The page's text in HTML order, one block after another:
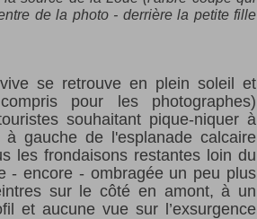
de la photo - derrière la petite fille
se retrouve en plein soleil et
pour les photographes)
souhaitant pique-niquer à
gauche de l'esplanade calcaire
les frondaisons restantes loin du
- encore - ombragée un peu plus
sur le côté en amont, à un
et aucune vue sur l’exsurgence